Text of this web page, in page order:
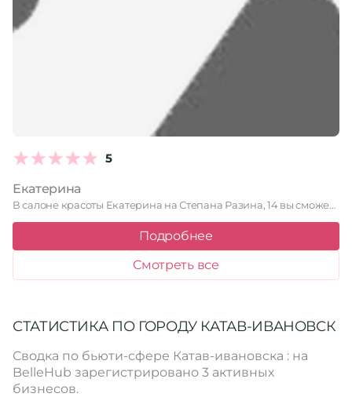
5
Екатерина
В салоне красоты Екатерина на Степана Разина, 14 вы сможете …
Подробнее
Смотреть все
СТАТИСТИКА ПО ГОРОДУ КАТАВ-ИВАНОВСК
Сводка по бьюти-сфере Катав-ивановска : на
BelleHub зарегистрировано 3 активных
бизнесов.